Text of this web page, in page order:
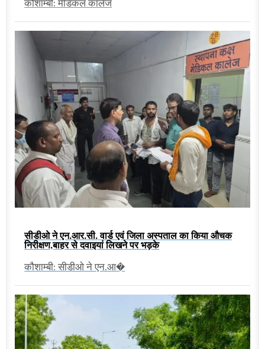
कौशाम्बी: मेडिकल कॉलेज
सीडीओ ने एन.आर.सी. वार्ड एवं जिला अस्पताल का किया औचक
निरीक्षण,बाहर से दवाइयां लिखने पर भड़के
कौशाम्बी: सीडीओ ने एन.आ�